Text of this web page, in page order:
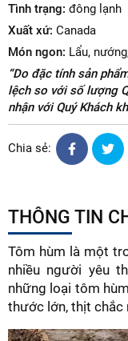
Tình trạng: đông lạnh
Xuất xứ: Canada
Món ngon: Lẩu,
“Do đặc tính sản
lệch so với số lượng
nhận với Quý Khách
Chia sẻ:
THÔNG TIN
Tôm hùm là một
nhiều người yêu
những loại tôm
thước lớn, thịt chắc